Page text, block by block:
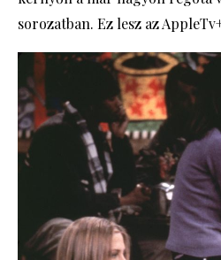
sorozatban. Ez lesz az